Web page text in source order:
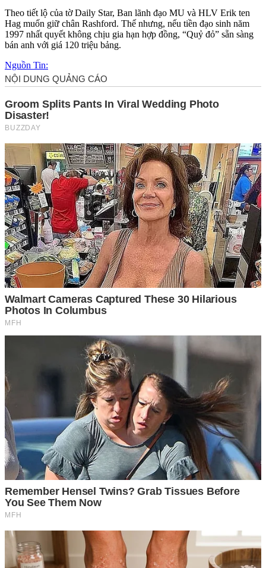
Theo tiết lộ của tờ Daily Star, Ban lãnh đạo MU và HLV Erik ten
Hag muốn giữ chân Rashford. Thế nhưng, nếu tiền đạo sinh năm
1997 nhất quyết không chịu gia hạn hợp đồng, “Quỷ đỏ” sẵn sàng
bán anh với giá 120 triệu bảng.
Nguồn Tin: